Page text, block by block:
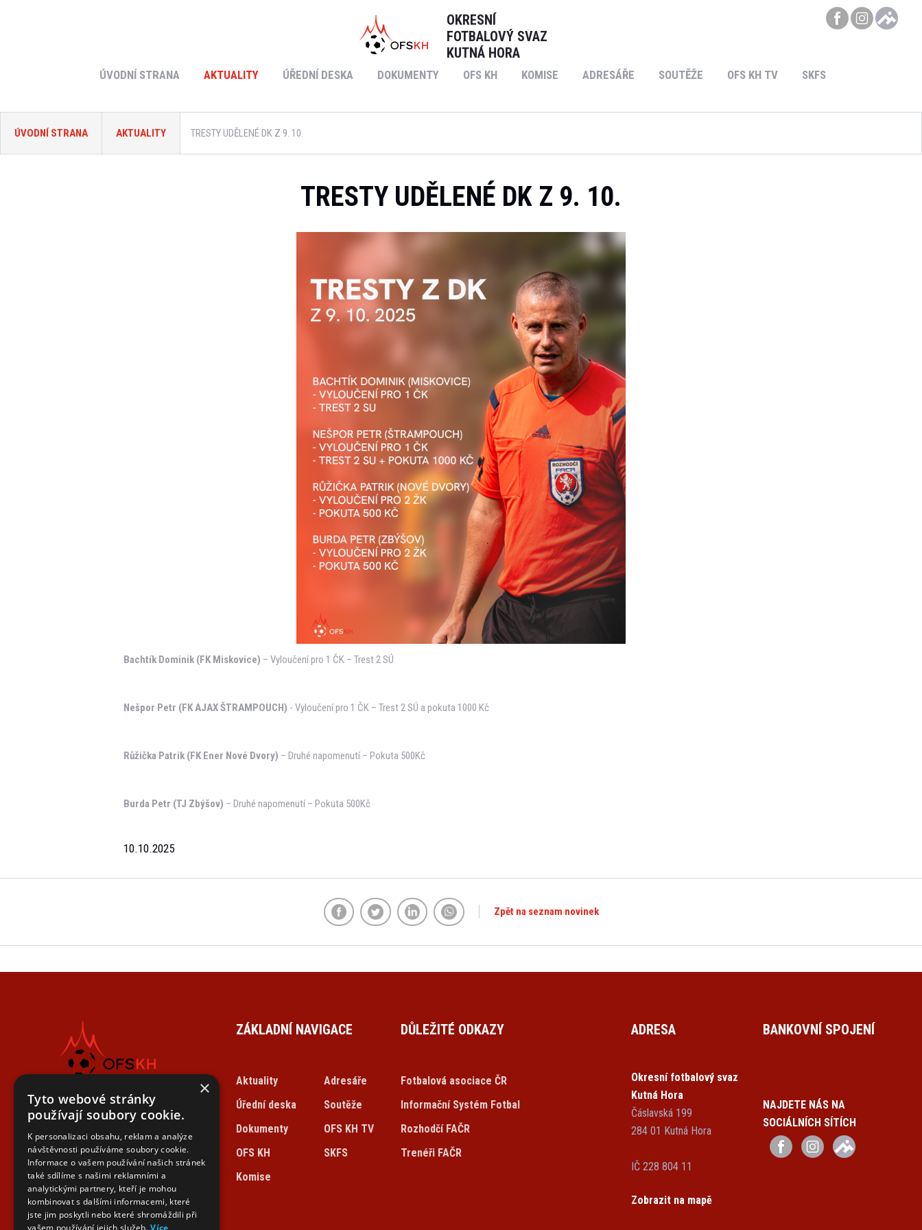
OKRESNÍ
FOTBALOVÝ SVAZ
KUTNÁ HORA
ÚVODNÍ STRANA AKTUALITY ÚŘEDNÍ DESKA DOKUMENTY OFS KH KOMISE ADRESÁŘE SOUTĚŽE OFS KH TV SKFS
ÚVODNÍ STRANA AKTUALITY TRESTY UDĚLENÉ DK Z 9. 10.
TRESTY UDĚLENÉ DK Z 9. 10.
Bachtík Dominik (FK Miskovice) – Vyloučení pro 1 ČK – Trest 2 SÚ
Nešpor Petr (FK AJAX ŠTRAMPOUCH) - Vyloučení pro 1 ČK – Trest 2 SÚ a pokuta 1000 Kč
Růžička Patrik (FK Ener Nové Dvory) – Druhé napomenutí – Pokuta 500Kč
Burda Petr (TJ Zbýšov) – Druhé napomenutí – Pokuta 500Kč
10.10.2025
Zpět na seznam novinek
OKRESNÍ
FOTBALOVÝ SVAZ
KUTNÁ HORA
ZÁKLADNÍ NAVIGACE
Aktuality
Úřední deska
Dokumenty
OFS KH
Komise
Adresáře
Soutěže
OFS KH TV
SKFS
DŮLEŽITÉ ODKAZY
Fotbalová asociace ČR
Informační Systém Fotbal
Rozhodčí FAČR
Trenéři FAČR
ADRESA
Okresní fotbalový svaz
Kutná Hora
Čáslavská 199
284 01 Kutná Hora
IČ 228 804 11
Zobrazit na mapě
BANKOVNÍ SPOJENÍ
NAJDETE NÁS NA
SOCIÁLNÍCH SÍTÍCH
×
Tyto webové stránky
používají soubory cookie.
K personalizaci obsahu, reklam a analýze
návštěvnosti používáme soubory cookie.
Informace o vašem používání našich stránek
také sdílíme s našimi reklamními a
analytickými partnery, kteří je mohou
kombinovat s dalšími informacemi, které
jste jim poskytli nebo které shromáždili při
vašem používání jejich služeb.Více